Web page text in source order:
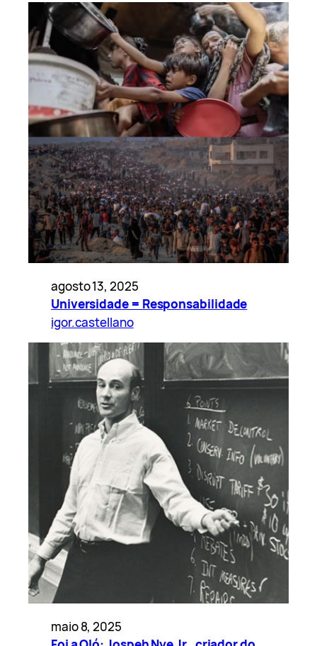
agosto 13, 2025
Universidade = Responsabilidade
igor.castellano
maio 8, 2025